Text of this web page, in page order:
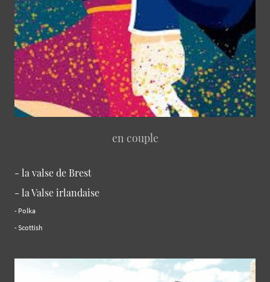
en couple
- la valse de Brest
- la Valse irlandaise
- Polka
- Scottish